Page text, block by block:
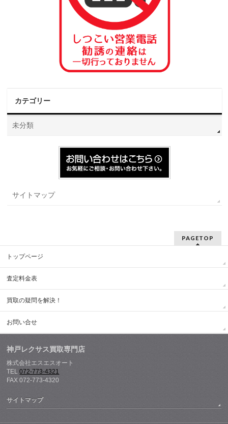
カテゴリー
未分類
サイトマップ
PAGETOP
トップページ
査定料金表
買取の疑問を解決！
お問い合せ
神戸レクサス買取専門店
株式会社エスエスオート
TEL072-773-4321
FAX 072-773-4320
サイトマップ